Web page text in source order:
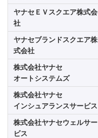
ヤナセＥＶスクエア株式会
社
ヤナセブランドスクエア株
式会社
株式会社ヤナセ
オートシステムズ
株式会社ヤナセ
インシュアランスサービス
株式会社ヤナセウェルサー
ビス